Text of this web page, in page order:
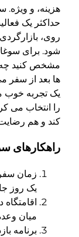
هزینه، و ویژه.
حداکثر یک
روی،
شود. برای
مشخص کنید چه
ها بعد از سفر
یک تجربه خوب
را انتخاب می
کند و هم رضایت
راهکارهای
زمان
یک روز
اقامتگاه
میان
برنامه